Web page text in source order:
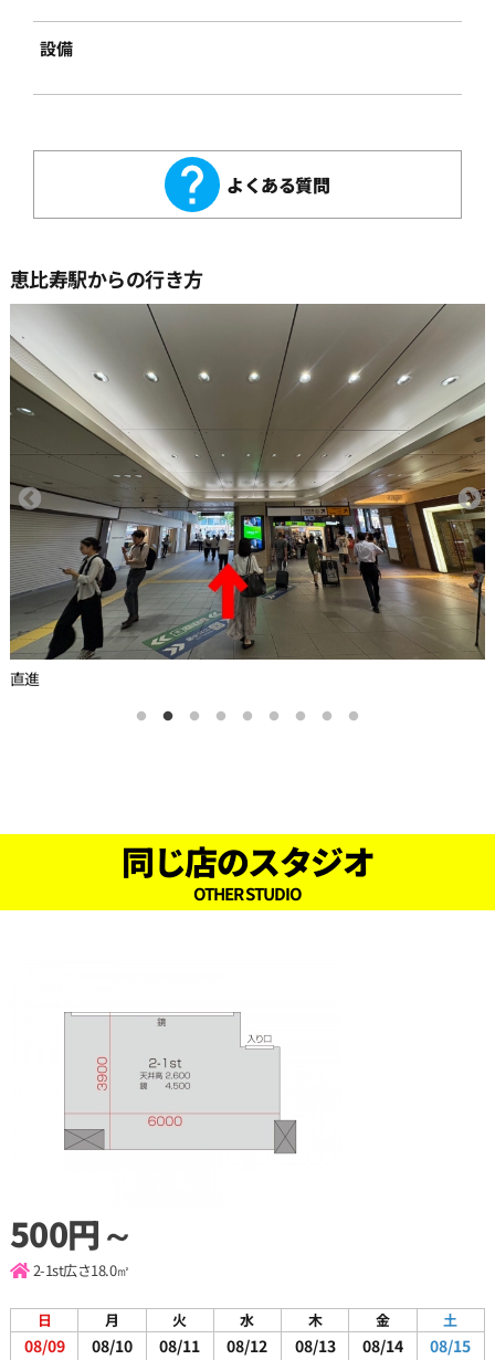
設備
よくある質問
恵比寿駅からの行き方
直進
同じ店のスタジオ
OTHER STUDIO
500円～
2-1st広さ18.0㎡
日
08/09
月
08/10
火
08/11
水
08/12
木
08/13
金
08/14
土
08/15